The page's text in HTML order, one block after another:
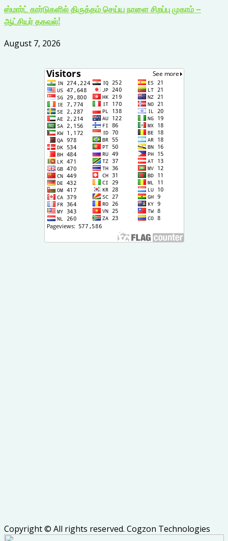
ஸ்மார்ட் கார்டுகளில் திருத்தம் செய்ய நாளை சிறப்பு முகாம் –
ஆட்சியர் தகவல்!
August 7, 2026
Copyright © All rights reserved. Cogzon Technologies